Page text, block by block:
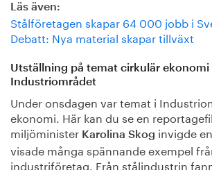
Läs även:
Stålföretagen skapar 64 000 jobb i
Debatt: Nya material skapar tillväxt
Utställning på temat cirkulär ekonomi
Industriområdet
Under onsdagen var temat i
ekonomi. Här kan du se en
miljöminister Karolina Skog invigde
visade många spännande exempel
industriföretag. Från stålindustrin